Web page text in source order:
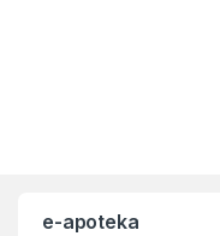
e-apoteka